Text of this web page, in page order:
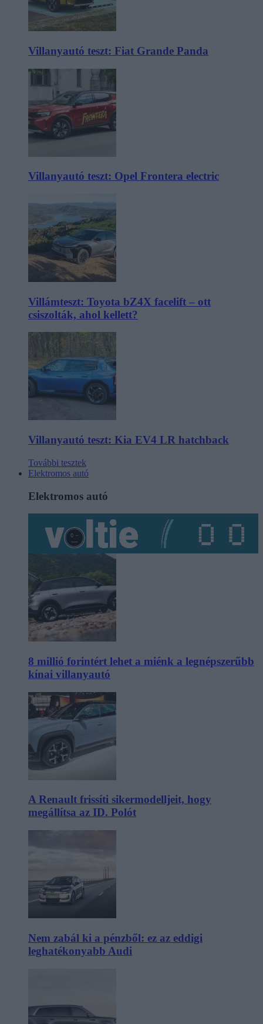
Villanyautó teszt: Fiat Grande Panda
Villanyautó teszt: Opel Frontera electric
Villámteszt: Toyota bZ4X facelift – ott
csiszolták, ahol kellett?
Villanyautó teszt: Kia EV4 LR hatchback
További tesztek
Elektromos autó
Elektromos autó
8 millió forintért lehet a miénk a legnépszerűbb
kínai villanyautó
A Renault frissíti sikermodelljeit, hogy
megállítsa az ID. Polót
Nem zabál ki a pénzből: ez az eddigi
leghatékonyabb Audi